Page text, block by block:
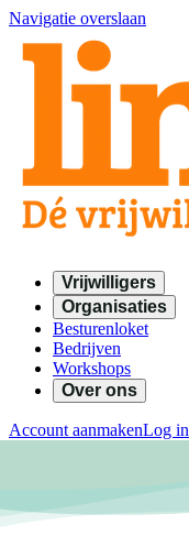
Navigatie overslaan
Vrijwilligers
Organisaties
Besturenloket
Bedrijven
Workshops
Over ons
Account aanmakenLog in